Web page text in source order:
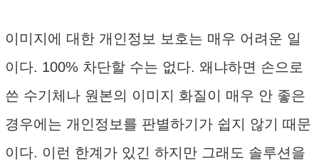
이미지에 대한 개인정보 보호는 매우 어려운 일
이다. 100% 차단할 수는 없다. 왜냐하면 손으로
쓴 수기체나 원본의 이미지 화질이 매우 안 좋은
경우에는 개인정보를 판별하기가 쉽지 않기 때문
이다. 이런 한계가 있긴 하지만 그래도 솔루션을